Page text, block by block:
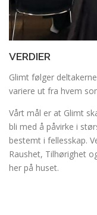
VERDIER
Glimt følger
variere ut fra hvem
Vårt mål er at Glimt
bli med å påvirke i
bestemt i fellesskap.
Raushet, Tilhørighet
her på huset.